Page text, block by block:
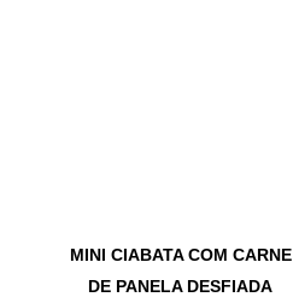
MINI CIABATA COM CARNE
DE PANELA DESFIADA